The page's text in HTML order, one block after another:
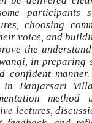
choosing
voice, and
the
in preparing
confident
Banjarsari
method
lectures,